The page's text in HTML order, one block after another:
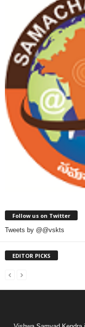
Follow us on Twitter
Tweets by @@vskts
EDITOR PICKS